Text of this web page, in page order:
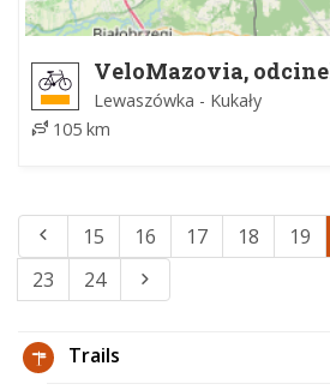
VeloMazovia,
Lewaszówka - Kukały
105 km
15 16 17 18 19
23
24
Trails